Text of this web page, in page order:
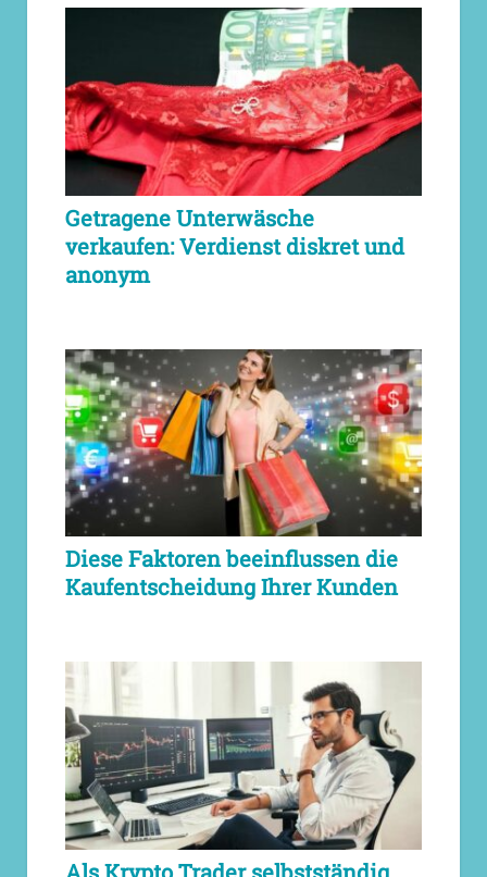
Getragene Unterwäsche
verkaufen: Verdienst diskret und
anonym
Diese Faktoren beeinflussen die
Kaufentscheidung Ihrer Kunden